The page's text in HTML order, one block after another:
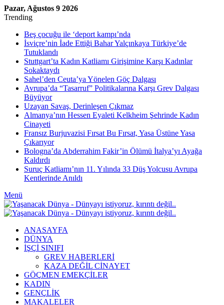
Pazar, Ağustos 9 2026
Trending
Beş çocuğu ile ‘deport kampı’nda
İsviçre’nin İade Ettiği Bahar Yalçınkaya Türkiye’de
Tutuklandı
Stuttgart’ta Kadın Katliamı Girişimine Karşı Kadınlar
Sokaktaydı
Sahel’den Ceuta’ya Yönelen Göç Dalgası
Avrupa’da “Tasarruf” Politikalarına Karşı Grev Dalgası
Büyüyor
Uzayan Savaş, Derinleşen Çıkmaz
Almanya’nın Hessen Eyaleti Kelkheim Şehrinde Kadın
Cinayeti
Fransız Burjuvazisi Fırsat Bu Fırsat, Yasa Üstüne Yasa
Çıkarıyor
Bologna’da Abderrahim Fakir’in Ölümü İtalya’yı Ayağa
Kaldırdı
Suruç Katliamı’nın 11. Yılında 33 Düş Yolcusu Avrupa
Kentlerinde Anıldı
Menü
ANASAYFA
DÜNYA
İŞÇİ SINIFI
GREV HABERLERİ
KAZA DEĞİL CİNAYET
GÖÇMEN EMEKÇİLER
KADIN
GENÇLİK
MAKALELER